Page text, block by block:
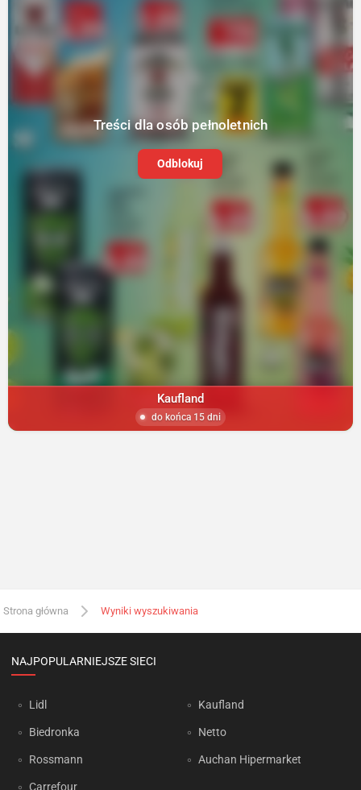
Treści dla osób pełnoletnich
Odblokuj
Kaufland
do końca 15 dni
Strona główna Wyniki wyszukiwania
NAJPOPULARNIEJSZE SIECI
Lidl
Biedronka
Rossmann
Carrefour
Kaufland
Netto
Auchan Hipermarket